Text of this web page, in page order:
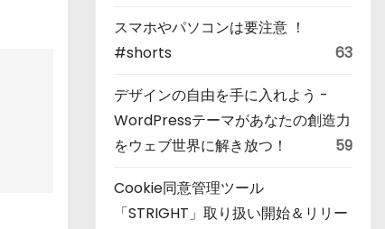
スマホやパソコンは要注意 ！
#shorts
63
デザインの自由を手に入れよう -
WordPressテーマがあなたの創造力
をウェブ世界に解き放つ！
59
Cookie同意管理ツール
「STRIGHT」取り扱い開始＆リリー